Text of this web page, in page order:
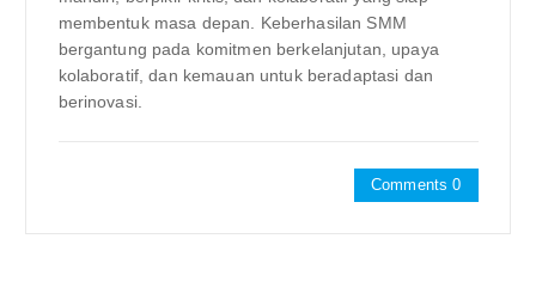
membentuk masa depan. Keberhasilan SMM
bergantung pada komitmen berkelanjutan, upaya
kolaboratif, dan kemauan untuk beradaptasi dan
berinovasi.
Comments 0